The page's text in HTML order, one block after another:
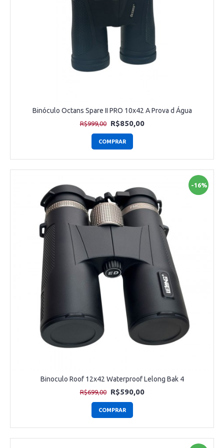
Binóculo Octans Spare II PRO 10x42 A Prova d Água
R$999,00 R$850,00
COMPRAR
-16%
Binoculo Roof 12x42 Waterproof Lelong Bak 4
R$699,00 R$590,00
COMPRAR